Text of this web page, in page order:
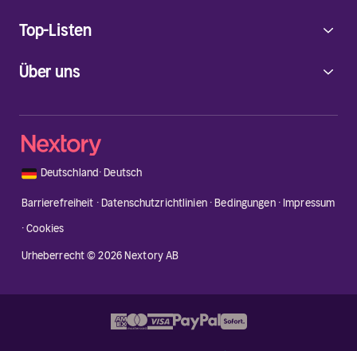
Über uns
Top-Listen
🇩🇪 Deutschland·Deutsch
Barrierefreiheit ·Datenschutzrichtlinien·Bedingungen· Impressum
·Cookies
Urheberrecht © 2026 Nextory AB